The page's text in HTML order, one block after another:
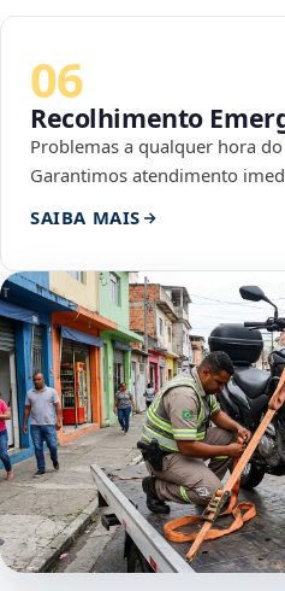
06
Recolhimento
Problemas a qualquer hora
Garantimos atendimento
SAIBA MAIS